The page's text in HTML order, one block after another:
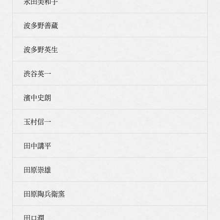
波多野善蔵
波多野英生
渋谷英一
濱中史朗
玉村信一
田中講平
田原崇雄
田原陶兵衛窯
田口潤